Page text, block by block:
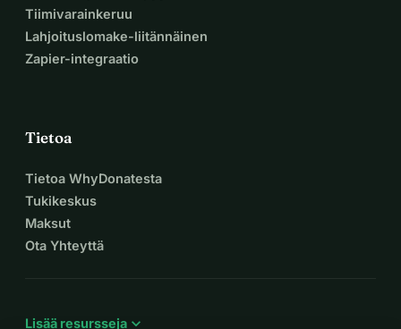
Tiimivarainkeruu
Lahjoituslomake-liitännäinen
Zapier-integraatio
Tietoa
Tietoa WhyDonatesta
Tukikeskus
Maksut
Ota Yhteyttä
Lisää resursseja expand_more